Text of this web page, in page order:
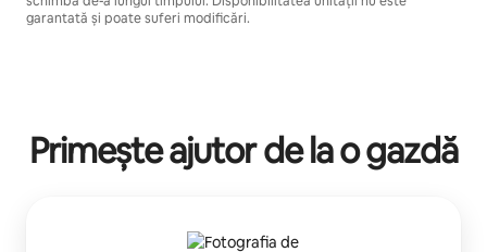
garantată și poate suferi modificări.
Primește ajutor de la o gazdă